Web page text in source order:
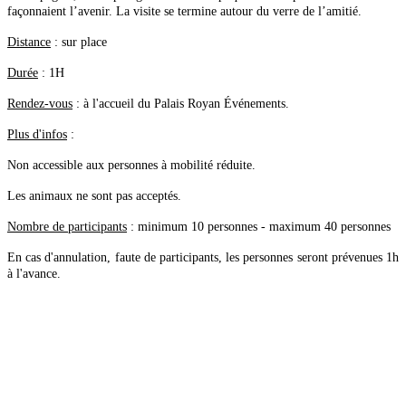
façonnaient l’avenir. La visite se termine autour du verre de l’amitié.
Distance : sur place
Durée : 1H
Rendez-vous : à l'accueil du Palais Royan Événements.
Plus d'infos :
Non accessible aux personnes à mobilité réduite.
Les animaux ne sont pas acceptés.
Nombre de participants : minimum 10 personnes - maximum 40 personnes
En cas d'annulation, faute de participants, les personnes seront prévenues 1h
à l'avance.